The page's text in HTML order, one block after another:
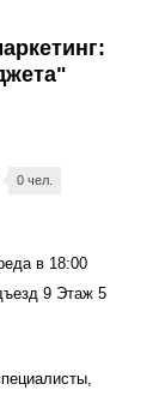
0 чел.
в 18:00
9 Этаж 5